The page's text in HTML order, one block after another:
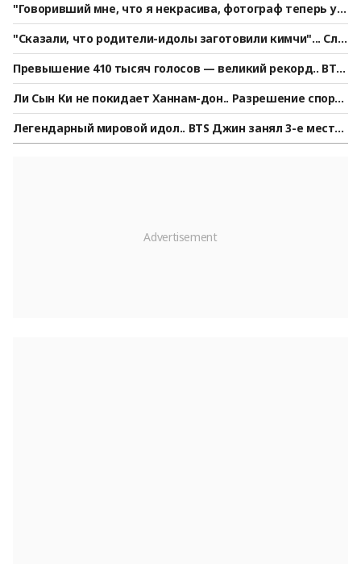
"Говоривший мне, что я некрасива, фотограф теперь уб
ирает собачьи экскременты": в ответ на атаку звезды S
NL — «Разве это позорно?»
"Сказали, что родители-идолы заготовили кимчи"... Слу
хи о семье Ким Чжунсу развеяли фанаты после прямого
сообщения от его родного брата [Star News]
Превышение 410 тысяч голосов — великий рекорд.. BTS
Чимин занимает безраздельное первое место в мужско
м рейтинге «Звёздный идол» по версии StarRanking
Ли Сын Ки не покидает Ханнам-дон.. Разрешение спора
о депозите Ча Гавон на сумму 105 миллиардов вон обос
тряется [Обзор]
Легендарный мировой идол.. BTS Джин занял 3-е место
в мужском рейтинге StarRanking